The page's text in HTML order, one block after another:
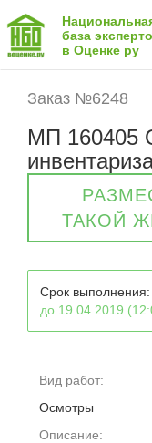
база
в Оценке ру
Заказ №6248
МП 160405
ТАКОЙ
Срок выполнения:
до 19.04.2019
Вид работ:
Осмотры
Описание: